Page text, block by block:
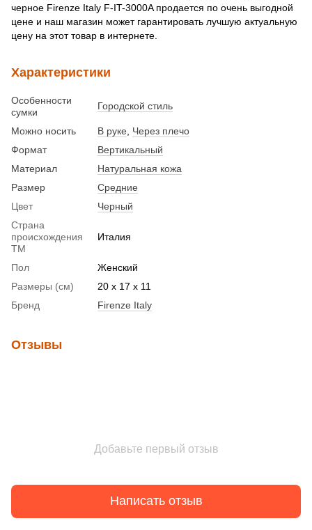
черное Firenze Italy F-IT-3000A продается по очень выгодной
цене и наш магазин может гарантировать лучшую актуальную
цену на этот товар в интернете.
Характеристики
Особенности
сумки
Городской стиль
Можно носить В руке
Через плечо
Формат
Вертикальный
Материал
Натуральная кожа
Размер
Средние
Цвет
Черный
Страна
происхождения
ТМ
Италия
Пол
Женский
Размеры (см)
20 x 17 x 11
Бренд
Firenze Italy
Отзывы
Добавьте первый отзыв
Написать отзыв